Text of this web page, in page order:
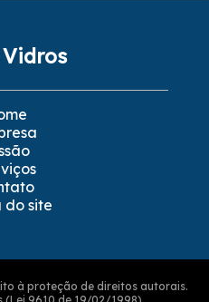
do site
à proteção de direitos autorais.